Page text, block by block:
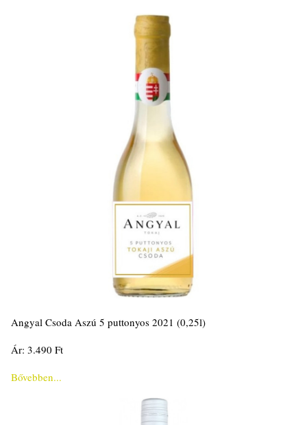
Angyal Csoda Aszú 5 puttonyos 2021 (0,25l)
Ár: 3.490 Ft
Bővebben...